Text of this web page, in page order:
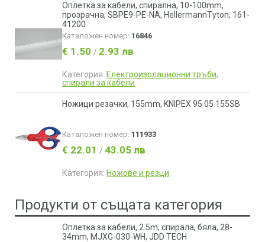
Оплетка за кабели, спирална, 10-100mm,
прозрачна, SBPE9-PE-NA, HellermannTyton, 161-
41200
Каталожен номер: 16846
€ 1.50 / 2.93 лв
Категория: Електроизолационни тръби,
спирали за кабели
Ножици резачки, 155mm, KNIPEX 95 05 155SB
Каталожен номер: 111933
€ 22.01 / 43.05 лв
Категория: Ножове и резци
Продукти от същата категория
Оплетка за кабели, 2.5m, спирала, бяла, 28-
34mm, MJXG-030-WH, JDD TECH